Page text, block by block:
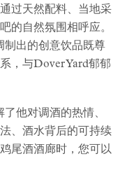
过天然配料、当地采
的自然氛围相呼应。
制出的创意饮品既尊
，与Dover Yard郁郁
他对调酒的热情、
、酒水背后的可持续
尾酒酒廊时，您可以